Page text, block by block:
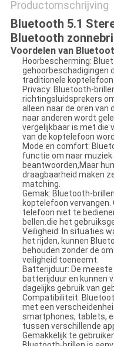
Productomschrijving
Bluetooth 5.1
Bluetooth
Voordelen van
Hoorbescherming:
gehoorbeschadigingen
traditionele
Privacy: Bluetooth-
richtingsluidsprekers
alleen naar de oren van
naar anderen wordt
vergelijkbaar is met die
van de koptelefoon
Mode en comfort:
functie om naar
beantwoorden,Maar
draagbaarheid maken
matching.
Gemak: Bluetooth-
koptelefoon vervangen.
telefoon niet te
bellen.die het
Veiligheid: In situaties
het rijden, kunnen
behouden zonder de
veiligheid toeneemt.
Batterijduur: De
batterijduur en kunnen
dagelijks gebruik van
Compatibiliteit:
met een
smartphones, tablets,
tussen verschillende
Gemakkelijk te